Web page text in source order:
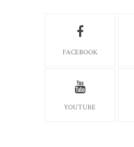
FACEBOOK
YOUTUBE